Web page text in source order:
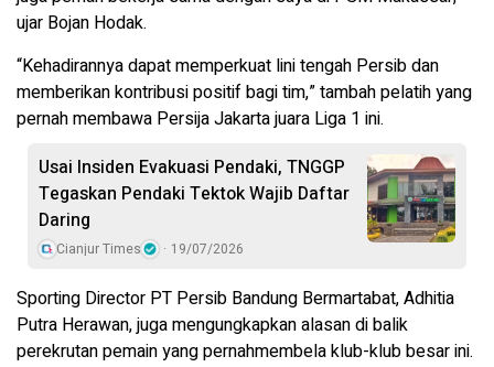
ujar Bojan Hodak.
“Kehadirannya dapat memperkuat lini tengah Persib dan
memberikan kontribusi positif bagi tim,” tambah pelatih yang
pernah membawa Persija Jakarta juara Liga 1 ini.
Usai Insiden Evakuasi Pendaki, TNGGP
Tegaskan Pendaki Tektok Wajib Daftar
Daring
Cianjur Times 19/07/2026
Sporting Director PT Persib Bandung Bermartabat, Adhitia
Putra Herawan, juga mengungkapkan alasan di balik
perekrutan pemain yang pernahmembela klub-klub besar ini.